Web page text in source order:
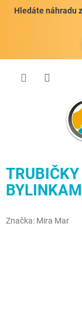
Hledáte náhradu
Značka: Mira Mar